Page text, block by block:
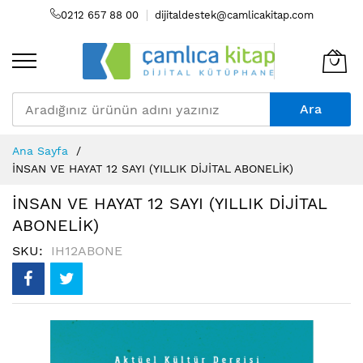
0212 657 88 00 dijitaldestek@camlicakitap.com
Ara
to
Content
Ana Sayfa
İNSAN VE HAYAT 12 SAYI (YILLIK DİJİTAL ABONELİK)
İNSAN VE HAYAT 12 SAYI (YILLIK DİJİTAL
ABONELİK)
SKU IH12ABONE
galerisinin